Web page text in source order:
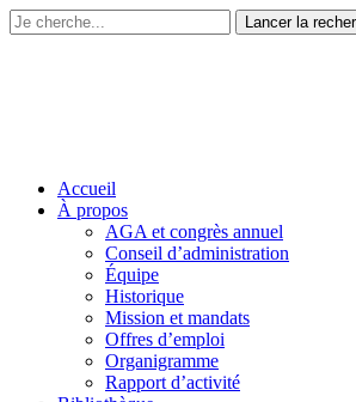
Accueil
À propos
AGA et congrès annuel
Conseil d’administration
Équipe
Historique
Mission et mandats
Offres d’emploi
Organigramme
Rapport d’activité